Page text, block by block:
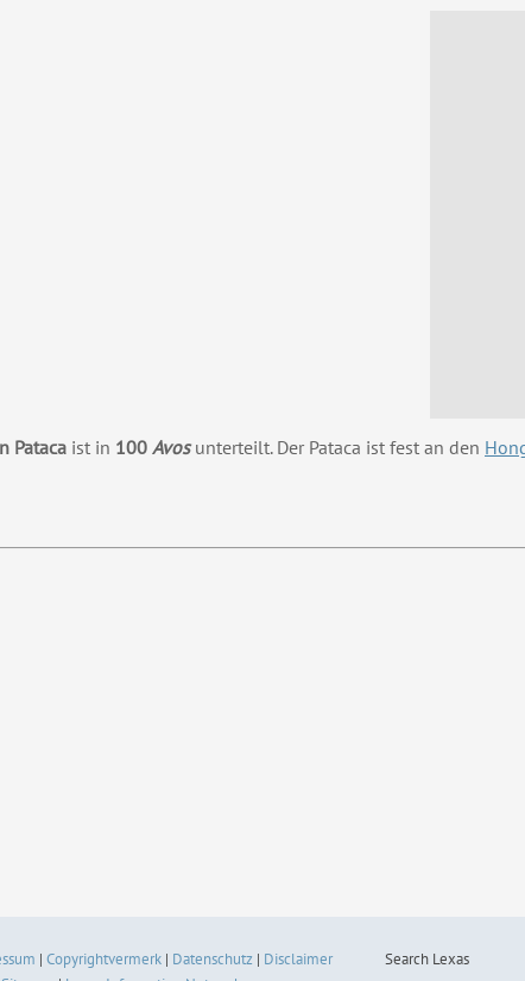
Pataca ist in 100 Avosunterteilt. Der Pataca ist fest an den
| Copyrightvermerk | Datenschutz | Disclaimer
Search Lexas